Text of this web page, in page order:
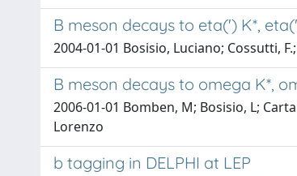
B meson decays to eta(') K*,
2004-01-01 Bosisio, Luciano; Cossutti,
B meson decays to omega K*,
2006-01-01 Bomben, M; Bosisio, L;
Lorenzo
b tagging in DELPHI at LEP